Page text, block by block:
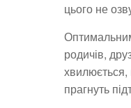
цього не
родичів,
хвилюється,
прагнуть